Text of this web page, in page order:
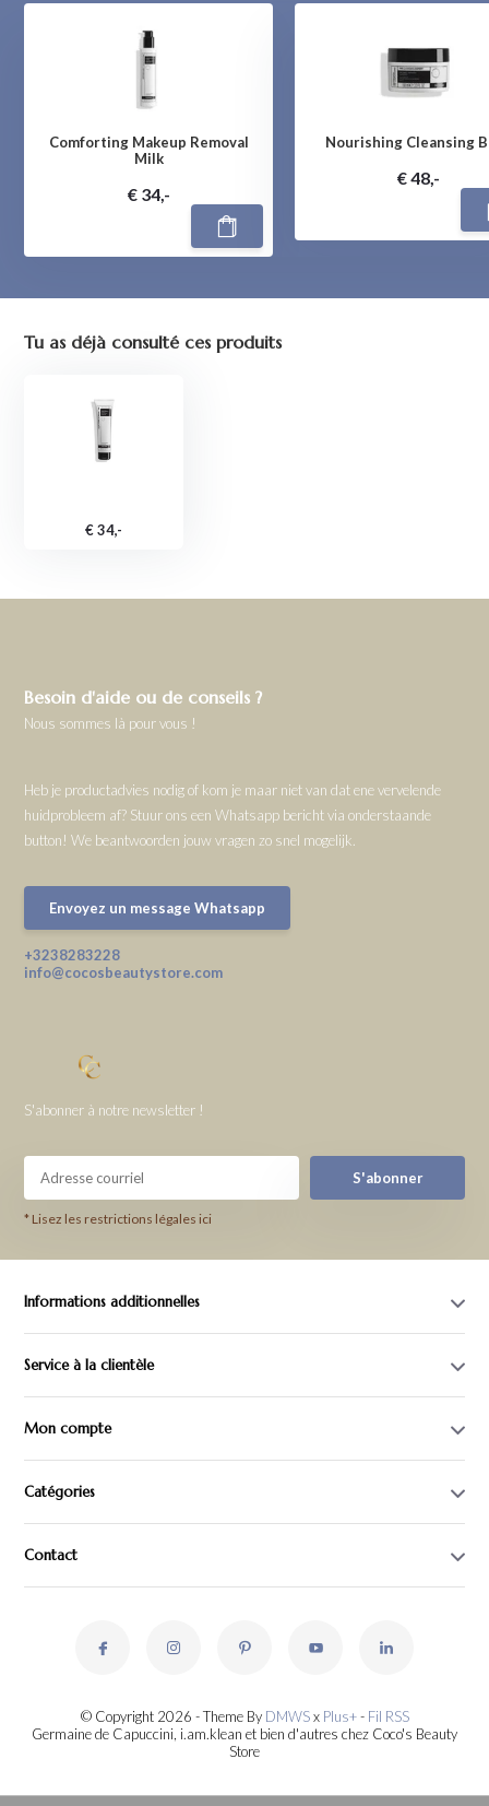
Comforting Makeup Removal
Milk
€ 34,-
Nourishing Cleansing
€ 48,-
Tu as déjà consulté ces produits
€ 34,-
Besoin d'aide ou de conseils ?
Nous sommes là pour vous !
Heb je productadvies nodig of kom je maar niet van dat ene vervelende
huidprobleem af? Stuur ons een Whatsapp bericht via onderstaande
button! We beantwoorden jouw vragen zo snel mogelijk.
Envoyez un message Whatsapp
+3238283228
info@cocosbeautystore.com
S'abonner à notre newsletter !
S'abonner
* Lisez les restrictions légales ici
Informations additionnelles
Service à la clientèle
Mon compte
Catégories
Contact
© Copyright 2026 - Theme By DMWSx Plus+- Fil RSS
Germaine de Capuccini, i.am.klean et bien d'autres chez Coco's Beauty
Store